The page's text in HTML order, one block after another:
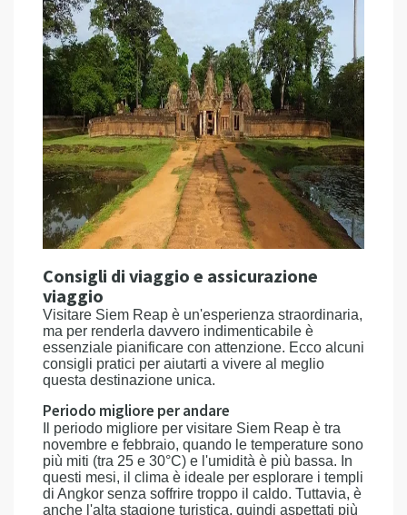
Consigli di viaggio e assicurazione
viaggio
Visitare Siem Reap è un'esperienza straordinaria,
ma per renderla davvero indimenticabile è
essenziale pianificare con attenzione. Ecco alcuni
consigli pratici per aiutarti a vivere al meglio
questa destinazione unica.
Periodo migliore per andare
Il periodo migliore per visitare Siem Reap è tra
novembre e febbraio, quando le temperature sono
più miti (tra 25 e 30°C) e l'umidità è più bassa. In
questi mesi, il clima è ideale per esplorare i templi
di Angkor senza soffrire troppo il caldo. Tuttavia, è
anche l'alta stagione turistica, quindi aspettati più